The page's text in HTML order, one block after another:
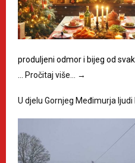
produljeni odmor i bijeg od
… Pročitaj više… →
U djelu Gornjeg Međimurja